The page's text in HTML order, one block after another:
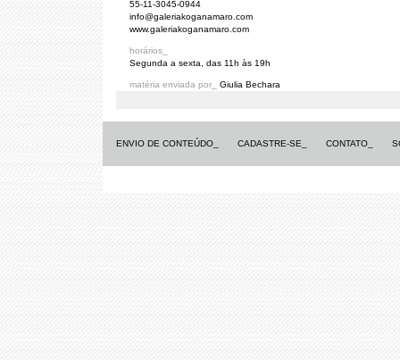
55-11-3045-0944
info@galeriakoganamaro.com
www.galeriakoganamaro.com
horários_
Segunda a sexta, das 11h às 19h
matéria enviada por_ Giulia Bechara
ENVIO DE CONTEÚDO_ CADASTRE-SE_ CONTATO_